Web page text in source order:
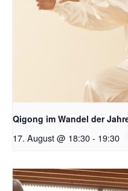
Qigong im Wandel der
17. August @ 18:30- 19:30